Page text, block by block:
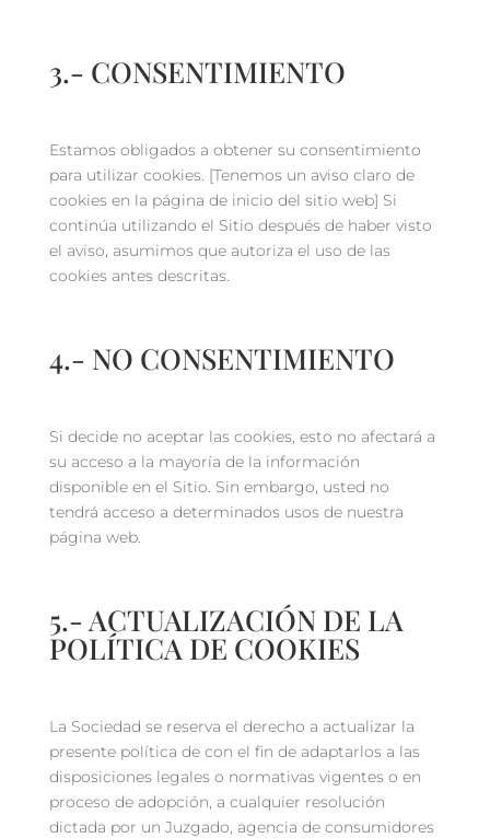
3.- CONSENTIMIENTO
Estamos obligados a obtener su consentimiento
para utilizar cookies. [Tenemos un aviso claro de
cookies en la página de inicio del sitio web] Si
continúa utilizando el Sitio después de haber visto
el aviso, asumimos que autoriza el uso de las
cookies antes descritas.
4.- NO CONSENTIMIENTO
Si decide no aceptar las cookies, esto no afectará a
su acceso a la mayoría de la información
disponible en el Sitio. Sin embargo, usted no
tendrá acceso a determinados usos de nuestra
página web.
5.- ACTUALIZACIÓN DE LA
POLÍTICA DE COOKIES
La Sociedad se reserva el derecho a actualizar la
presente política de con el fin de adaptarlos a las
disposiciones legales o normativas vigentes o en
proceso de adopción, a cualquier resolución
dictada por un Juzgado, agencia de consumidores